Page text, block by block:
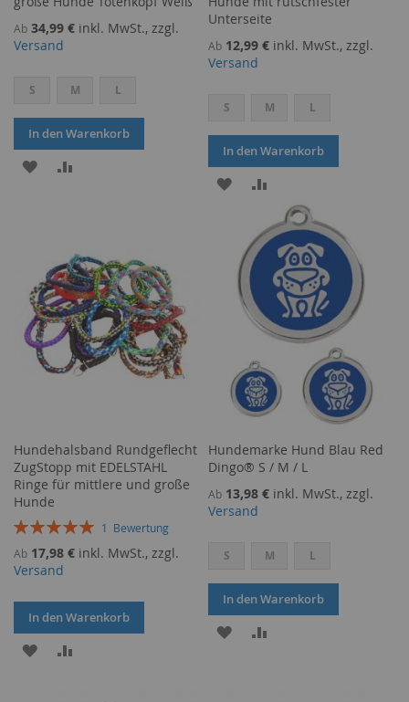
Ab 34,99 € inkl. MwSt., zzgl.
Versand
S M L
In den Warenkorb
ZUR
Unterseite
Ab 12,99 € inkl. MwSt., zzgl.
Versand
S M L
In den Warenkorb
ZUR
WUNSCHLISTE
HINZUFÜGEN
VERGLEICHSLISTE
HINZUFÜGEN
Hundehalsband Rundgeflecht
ZugStopp mit EDELSTAHL
Ringe für mittlere und große
Hunde
Bewertung:
1 Bewertung
Ab 17,98 € inkl. MwSt., zzgl.
Versand
In den Warenkorb
ZUR
Hundemarke Hund Blau Red
Dingo® S / M / L
Ab 13,98 € inkl. MwSt., zzgl.
Versand
S M L
In den Warenkorb
ZUR